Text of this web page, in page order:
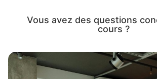
Vous avez des questions
cours ?